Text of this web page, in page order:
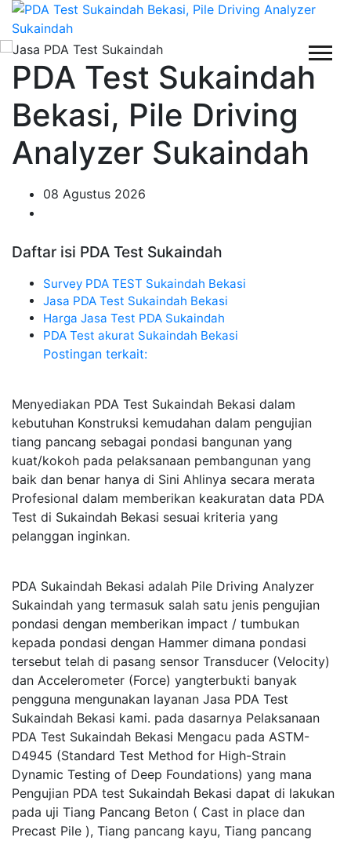
PDA Test Sukaindah
Bekasi, Pile Driving
Analyzer Sukaindah
08 Agustus 2026
Daftar isi PDA Test Sukaindah
Survey PDA TEST Sukaindah Bekasi
Jasa PDA Test Sukaindah Bekasi
Harga Jasa Test PDA Sukaindah
PDA Test akurat Sukaindah Bekasi
Postingan terkait:
Menyediakan PDA Test Sukaindah Bekasi dalam
kebutuhan Konstruksi kemudahan dalam pengujian
tiang pancang sebagai pondasi bangunan yang
kuat/kokoh pada pelaksanaan pembangunan yang
baik dan benar hanya di Sini Ahlinya secara merata
Profesional dalam memberikan keakuratan data PDA
Test di Sukaindah Bekasi sesuai kriteria yang
pelanggan inginkan.
PDA Sukaindah Bekasi adalah Pile Driving Analyzer
Sukaindah yang termasuk salah satu jenis pengujian
pondasi dengan memberikan impact / tumbukan
kepada pondasi dengan Hammer dimana pondasi
tersebut telah di pasang sensor Transducer (Velocity)
dan Accelerometer (Force) yangterbukti banyak
pengguna mengunakan layanan Jasa PDA Test
Sukaindah Bekasi kami. pada dasarnya Pelaksanaan
PDA Test Sukaindah Bekasi Mengacu pada ASTM-
D4945 (Standard Test Method for High-Strain
Dynamic Testing of Deep Foundations) yang mana
Pengujian PDA test Sukaindah Bekasi dapat di lakukan
pada uji Tiang Pancang Beton ( Cast in place dan
Precast Pile ), Tiang pancang kayu, Tiang pancang